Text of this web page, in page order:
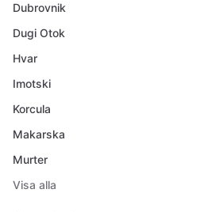
Dubrovnik
Dugi Otok
Hvar
Imotski
Korcula
Makarska
Murter
Visa alla